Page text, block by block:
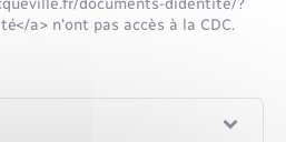
documents-didentite/?
a> n'ont pas accès à la CDC.